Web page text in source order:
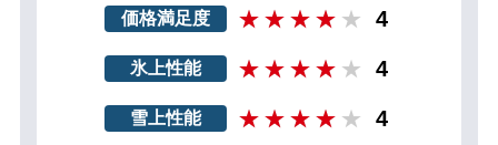
価格満足度 4
氷上性能 4
雪上性能 4